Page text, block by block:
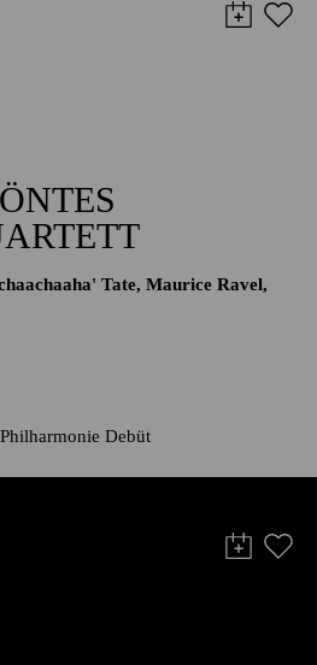
Tate, Maurice Ravel,
Debüt